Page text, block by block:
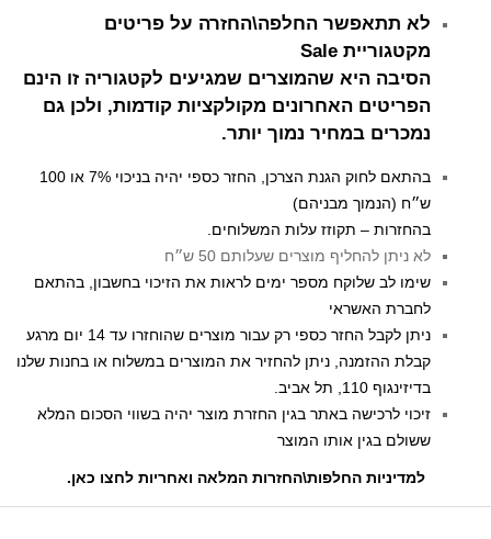
לא תתאפשר החלפה\החזרה על פריטים
מקטגוריית Sale
הסיבה היא שהמוצרים שמגיעים לקטגוריה זו הינם
הפריטים האחרונים מקולקציות קודמות, ולכן גם
נמכרים במחיר נמוך יותר.
בהתאם לחוק הגנת הצרכן, החזר כספי יהיה בניכוי 7% או 100
ש״ח (הנמוך מבניהם)
בהחזרות – תקוזז עלות המשלוחים.
לא ניתן להחליף מוצרים שעלותם 50 ש״ח
שימו לב שלוקח מספר ימים לראות את הזיכוי בחשבון, בהתאם
לחברת האשראי
ניתן לקבל החזר כספי רק עבור מוצרים שהוחזרו עד 14 יום מרגע
קבלת ההזמנה, ניתן להחזיר את המוצרים במשלוח או בחנות שלנו
בדיזינגוף 110, תל אביב.
זיכוי לרכישה באתר בגין החזרת מוצר יהיה בשווי הסכום המלא
ששולם בגין אותו המוצר
למדיניות החלפות\החזרות המלאה ואחריות לחצו כאן.